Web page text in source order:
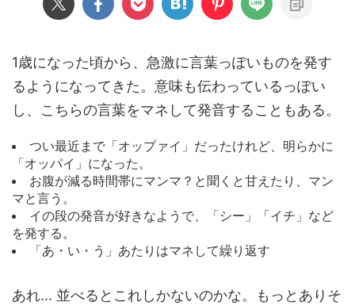
1歳になった頃から、急激に言葉っぽいものを発す
るようになってきた。意味も伝わっているっぽい
し、こちらの言葉をマネして発音することもある。
つい最近まで「オップァイ」だったけれど、明らかに
「オッパイ」になった。
お腹が減る時間帯にマンマ？と聞くと甘えたり、マン
マと言う。
イの段の発音が好きなようで、「シー」「イチ」など
を発する。
「あ・い・う」あたりはマネして繰り返す
あれ... 並べるとこれしかないのかな。もっとありそ